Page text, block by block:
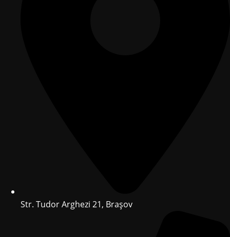
Str. Tudor Arghezi 21, Brașov